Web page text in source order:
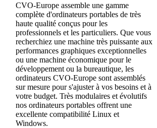
CVO-Europe assemble une gamme
complète d'ordinateurs portables de très
haute qualité conçus pour les
professionnels et les particuliers. Que vous
recherchiez une machine très puissante aux
performances graphiques exceptionnelles
ou une machine économique pour le
développement ou la bureautique, les
ordinateurs CVO-Europe sont assemblés
sur mesure pour s'ajuster à vos besoins et à
votre budget. Très modulaires et évolutifs
nos ordinateurs portables offrent une
excellente compatibilité Linux et
Windows.